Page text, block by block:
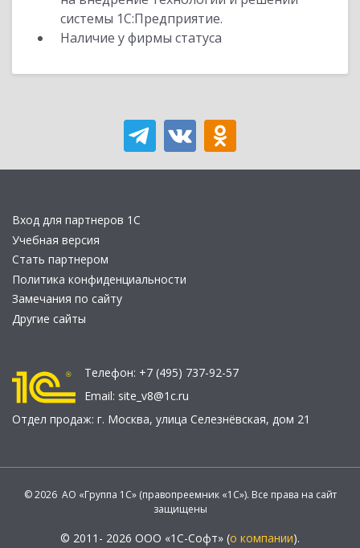
системы 1С:Предприятие.
Наличие у фирмы статуса
Вход для партнеров 1С
Учебная версия
Стать партнером
Политика конфиденциальности
Замечания по сайту
Другие сайты
Телефон: +7 (495) 737-92-57
Email: site_v8@1c.ru
Отдел продаж: г. Москва, улица Селезнёвская, дом 21
© 2026 АО «Группа 1С» (правопреемник «1С»). Все права на сайт
защищены
© 2011- 2026 ООО «1С-Софт» (о компании).